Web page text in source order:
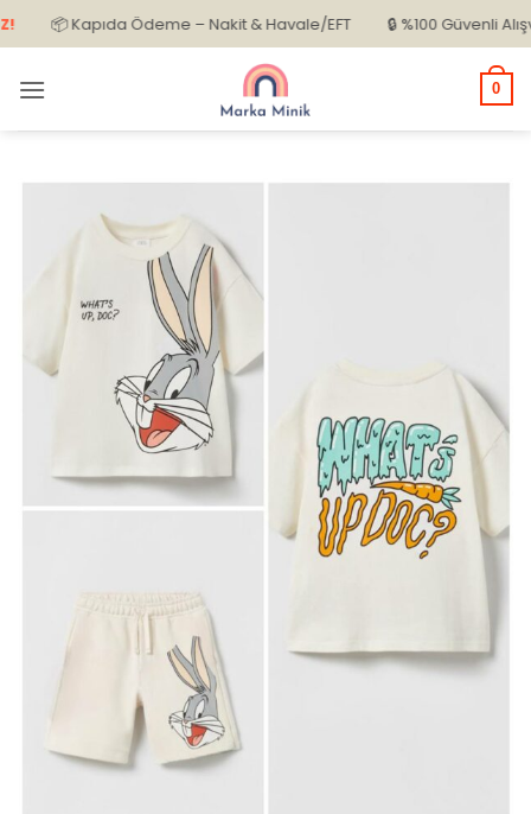
İçeriğe
atla
📦 Kapıda Ödeme – Nakit & Havale/EFT 🔒 %100 Güvenli Alışveriş
0